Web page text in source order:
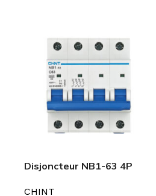
Disjoncteur NB1-63 4P
CHINT